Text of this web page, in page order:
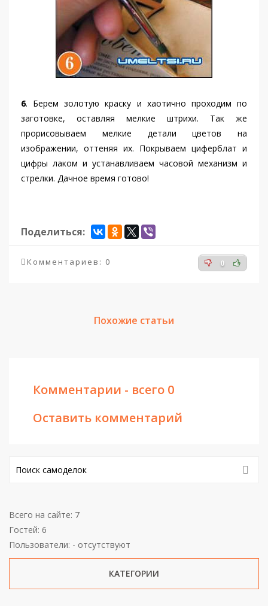
6. Берем золотую краску и хаотично проходим по
заготовке, оставляя мелкие штрихи. Так же
прорисовываем мелкие детали цветов на
изображении, оттеняя их. Покрываем циферблат и
цифры лаком и устанавливаем часовой механизм и
стрелки. Дачное время готово!
Поделиться:
Комментариев: 0 0
Похожие статьи
Комментарии - всего 0
Оставить комментарий
Всего на сайте: 7
Гостей: 6
Пользователи: - отсутствуют
КАТЕГОРИИ